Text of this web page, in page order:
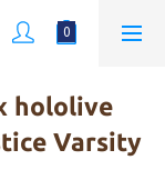
hololive
Varsity